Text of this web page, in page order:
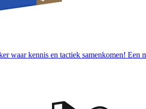
waar kennis en tactiek samenkomen! Een